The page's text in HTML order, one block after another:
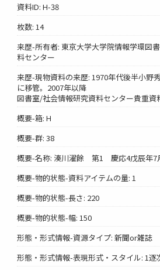
資料ID: H-38
枚数: 14
来歴-所有者: 東京大学大学院情報学環図
料センター
来歴-現物資料の来歴: 1970年代後半小野
に移管。2007年以降
図書室/社会情報研究資料センター貴重資
概要-箱: H
概要-群: 38
概要-名称: 湊川濯餘 第1 慶応4戊辰年7
概要-物的状態-資料アイテムの量: 1
概要-物的状態-長さ: 220
概要-物的状態-幅: 150
形態・形式情報-資源タイプ: 新聞or雑誌
形態・形式情報-表現形式・スタイル: 1逐